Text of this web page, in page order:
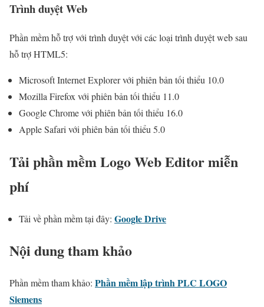
Trình duyệt Web
Phần mềm hỗ trợ với trình duyệt với các loại trình duyệt web sau
hỗ trợ HTML5:
Microsoft Internet Explorer với phiên bản tối thiểu 10.0
Mozilla Firefox với phiên bản tối thiểu 11.0
Google Chrome với phiên bản tối thiểu 16.0
Apple Safari với phiên bản tối thiểu 5.0
Tải phần mềm Logo Web Editor miễn
phí
Tải về phần mềm tại đây: Google Drive
Nội dung tham khảo
Phần mềm tham khảo: Phần mềm lập trình PLC LOGO
Siemens